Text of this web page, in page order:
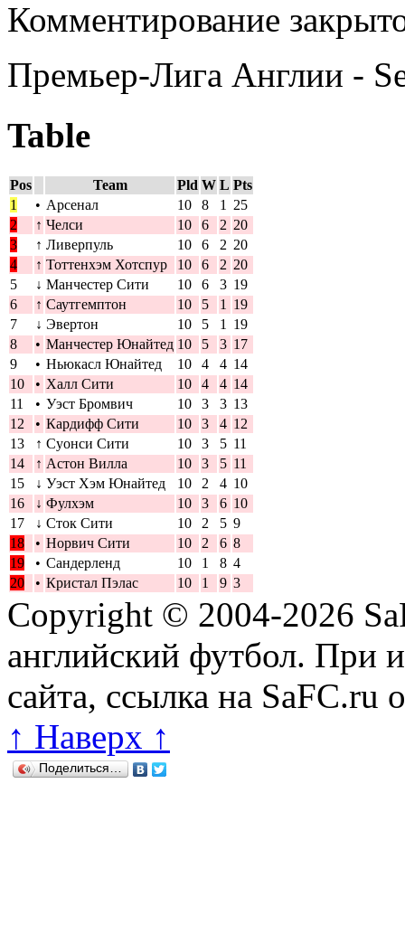
Комментирование
Премьер-Лига Англии -
Table
Pos Team Pld W L Pts
1
• Арсенал 10 8 1
25
2
↑ Челси 10 6 2 20
3
↑ Ливерпуль 10 6 2 20
4
↑ Тоттенхэм Хотспур 10 6 2 20
5
↓ Манчестер Сити 10 6 3 19
6
↑ Саутгемптон 10 5 1
19
7
↓ Эвертон 10 5 1
19
8
• Манчестер Юнайтед 10 5 3 17
9
• Ньюкасл Юнайтед 10 4 4 14
10
• Халл Сити 10 4 4 14
11
• Уэст Бромвич 10 3 3 13
12
• Кардифф Сити 10 3 4 12
13
↑ Суонси Сити 10 3 5 11
14
↑ Астон Вилла 10 3 5 11
15
↓ Уэст Хэм Юнайтед 10 2 4 10
16
↓ Фулхэм 10 3 6 10
17
↓ Сток Сити 10 2 5 9
18
• Норвич Сити 10 2 6 8
19
• Сандерленд 10 1 8 4
20
• Кристал Пэлас 10 1 9 3
Copyright © 2004-2026
английский футбол. При
сайта, ссылка на SaFC.ru
↑ Наверх ↑
Поделиться…